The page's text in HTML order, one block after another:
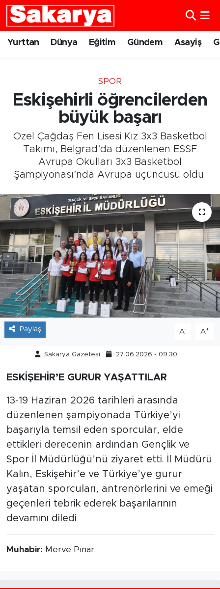
Yurttan Dünya Eğitim Gündem Asayiş
SPOR
Eskişehirli öğrencilerden
büyük başarı
Özel Çağdaş Fen Lisesi Kız 3x3 Basketbol
Takımı, Belgrad’da düzenlenen ESSF
Avrupa Okulları 3x3 Basketbol
Şampiyonası’nda Avrupa üçüncüsü oldu.
Paylaş A- A+
Sakarya Gazetesi 27.06.2026 - 09:30
ESKİŞEHİR’E GURUR YAŞATTILAR
13-19 Haziran 2026 tarihleri arasında
düzenlenen şampiyonada Türkiye’yi
başarıyla temsil eden sporcular, elde
ettikleri derecenin ardından Gençlik ve
Spor İl Müdürlüğü’nü ziyaret etti. İl Müdürü
Kalın, Eskişehir’e ve Türkiye’ye gurur
yaşatan sporcuları, antrenörlerini ve emeği
geçenleri tebrik ederek başarılarının
devamını diledi
Muhabir: Merve Pınar
Yurttan
Gündem
Eskişehirspor
Spor
Kültür Sanat
Tarihçe
Resmi İlanlar
Söyleşi
Foto Şaka
Teknoloji
Politika
Eskişehir Nöbetçi Eczaneler
Eskişehir Trafik Yoğunluk Haritası
Süper Lig Puan Durumu ve Fikstür
Tüm Manşetler
Haber Arşivi